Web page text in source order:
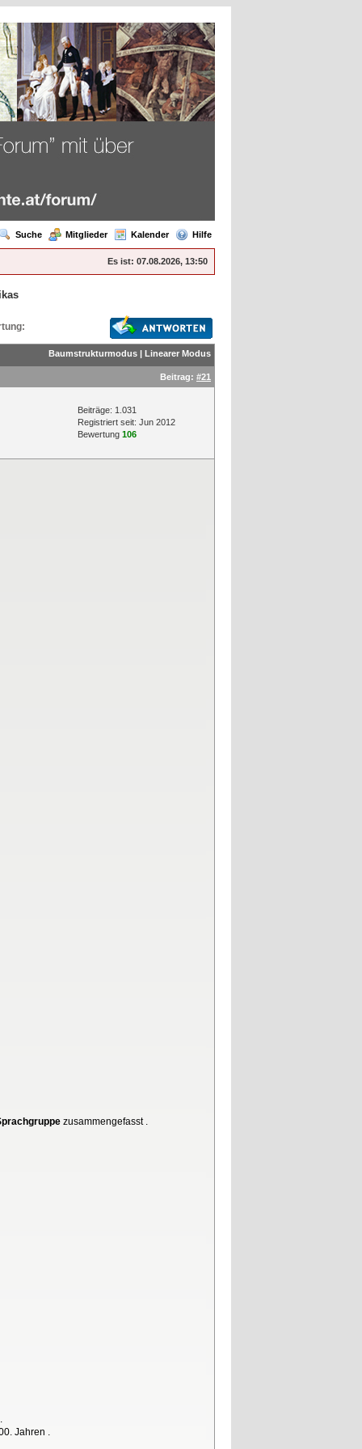
Suche Mitglieder Kalender Hilfe
Es ist: 07.08.2026, 13:50
Baumstrukturmodus | Linearer Modus
Beitrag: #21
Beiträge: 1.031
Registriert seit: Jun 2012
Bewertung 106
zusammengefasst .
Jahren .